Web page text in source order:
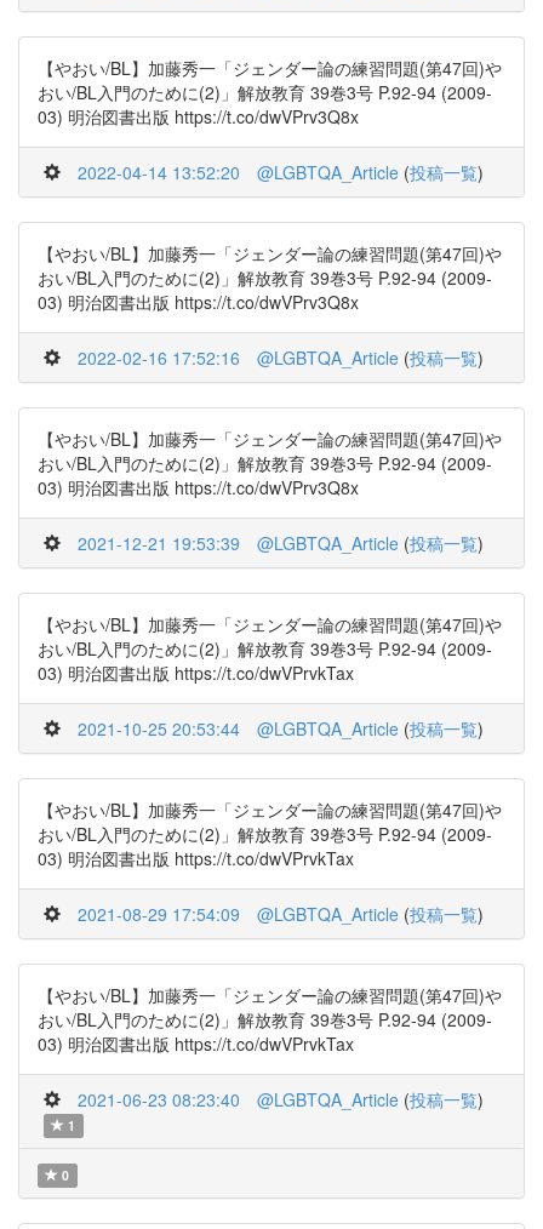
【やおい/BL】加藤秀一「ジェンダー論の練習問題(第47回)や
おい/BL入門のために(2)」解放教育 39巻3号 P.92-94 (2009-
03) 明治図書出版 https://t.co/dwVPrv3Q8x
2022-04-14 13:52:20 @LGBTQA_Article (投稿一覧)
【やおい/BL】加藤秀一「ジェンダー論の練習問題(第47回)や
おい/BL入門のために(2)」解放教育 39巻3号 P.92-94 (2009-
03) 明治図書出版 https://t.co/dwVPrv3Q8x
2022-02-16 17:52:16 @LGBTQA_Article (投稿一覧)
【やおい/BL】加藤秀一「ジェンダー論の練習問題(第47回)や
おい/BL入門のために(2)」解放教育 39巻3号 P.92-94 (2009-
03) 明治図書出版 https://t.co/dwVPrv3Q8x
2021-12-21 19:53:39 @LGBTQA_Article (投稿一覧)
【やおい/BL】加藤秀一「ジェンダー論の練習問題(第47回)や
おい/BL入門のために(2)」解放教育 39巻3号 P.92-94 (2009-
03) 明治図書出版 https://t.co/dwVPrvkTax
2021-10-25 20:53:44 @LGBTQA_Article (投稿一覧)
【やおい/BL】加藤秀一「ジェンダー論の練習問題(第47回)や
おい/BL入門のために(2)」解放教育 39巻3号 P.92-94 (2009-
03) 明治図書出版 https://t.co/dwVPrvkTax
2021-08-29 17:54:09 @LGBTQA_Article (投稿一覧)
【やおい/BL】加藤秀一「ジェンダー論の練習問題(第47回)や
おい/BL入門のために(2)」解放教育 39巻3号 P.92-94 (2009-
03) 明治図書出版 https://t.co/dwVPrvkTax
2021-06-23 08:23:40 @LGBTQA_Article (投稿一覧)
1
0